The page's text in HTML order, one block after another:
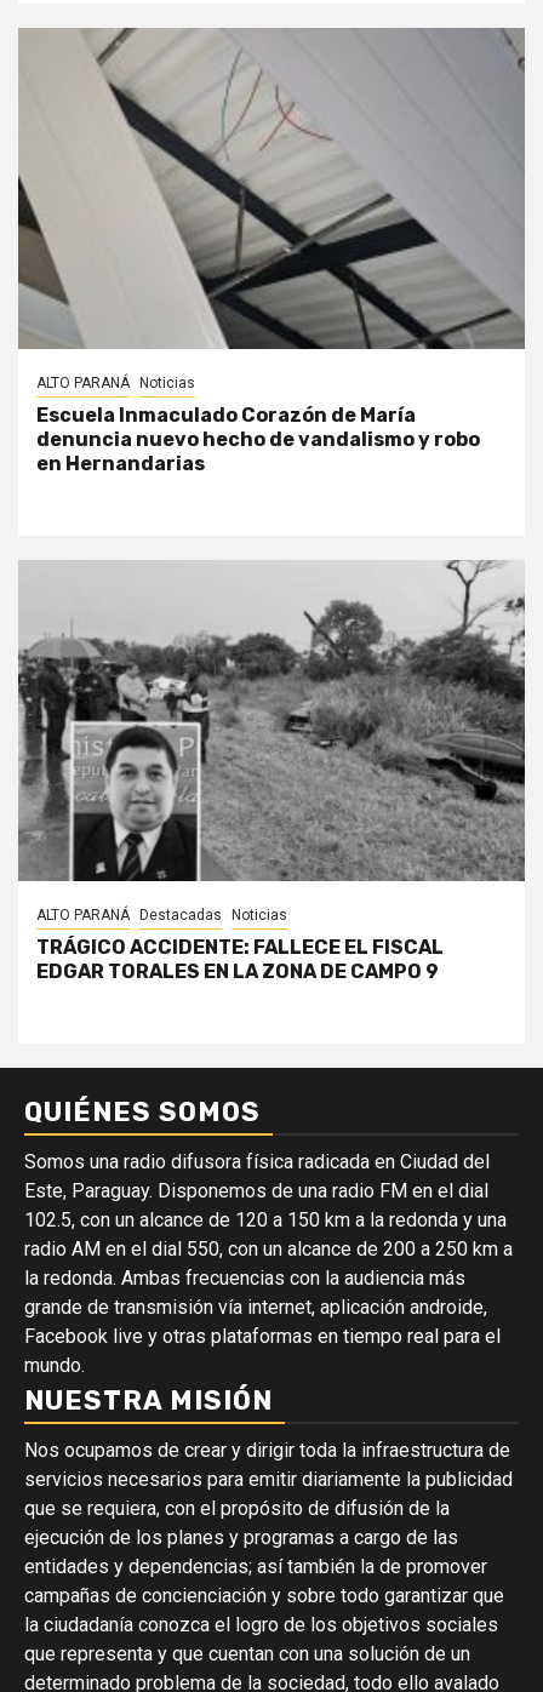
ALTO PARANÁ Noticias
Escuela Inmaculado Corazón de María
denuncia nuevo hecho de vandalismo y robo
en Hernandarias
ALTO PARANÁ Destacadas Noticias
TRÁGICO ACCIDENTE: FALLECE EL FISCAL
EDGAR TORALES EN LA ZONA DE CAMPO 9
QUIÉNES SOMOS
Somos una radio difusora física radicada en Ciudad del
Este, Paraguay. Disponemos de una radio FM en el dial
102.5, con un alcance de 120 a 150 km a la redonda y una
radio AM en el dial 550, con un alcance de 200 a 250 km a
la redonda. Ambas frecuencias con la audiencia más
grande de transmisión vía internet, aplicación androide,
Facebook live y otras plataformas en tiempo real para el
mundo.
NUESTRA MISIÓN
Nos ocupamos de crear y dirigir toda la infraestructura de
servicios necesarios para emitir diariamente la publicidad
que se requiera, con el propósito de difusión de la
ejecución de los planes y programas a cargo de las
entidades y dependencias; así también la de promover
campañas de concienciación y sobre todo garantizar que
la ciudadanía conozca el logro de los objetivos sociales
que representa y que cuentan con una solución de un
determinado problema de la sociedad, todo ello avalado